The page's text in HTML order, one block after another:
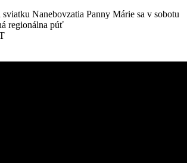
Nanebovzatia Panny Márie sa v sobotu
regionálna púť